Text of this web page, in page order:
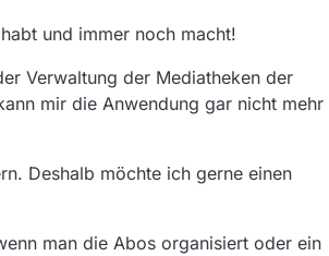
und immer noch macht!
Verwaltung der Mediatheken der
mir die Anwendung gar nicht mehr
Deshalb möchte ich gerne einen
man die Abos organisiert oder ein